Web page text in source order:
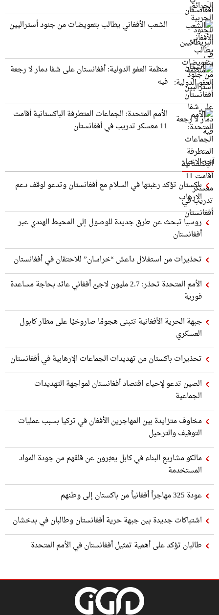
الشعب الأفغاني يطالب بتعويضات من جنود أستراليين
منظمة العفو الدولية: أفغانستان على شفا دمار لا رجعة
فيه
الأمم المتحدة: الجماعات المتطرفة الباكستانية أقامت
11 معسكر تدريب في أفغانستان
آخر الاخبار
باكستان تؤكد رغبتها في السلام مع أفغانستان وتدعو لوقف دعم
الإرهاب
روسيا تبحث عن طرق جديدة للوصول إلى المحيط الهندي عبر
أفغانستان
تحذيرات من استغلال داعش “خراسان” للاحتقان في أفغانستان
الأمم المتحدة تحذر: 2.7 مليون لاجئ أفغاني عائد بحاجة مساعدة
فورية
جبهة الحرية الأفغانية تتبنى هجومًا صاروخيًا على مطار كابول
العسكري
تحذيرات باكستان من تهديدات الجماعات الإرهابية في أفغانستان
الصين تدعو لإحياء اقتصاد أفغانستان لمواجهة التهديدات
الجماعية
مخاوف متزايدة بين المهاجرين الأفغان في تركيا بسبب عمليات
التوقيف والترحيل
مالكو مشاريع البناء في كابل يعبّرون عن قلقهم من جودة المواد
المستخدمة
عودة 325 مهاجراً أفغانياً من باكستان إلى وطنهم
اشتباكات جديدة بين جبهة حرية أفغانستان وطالبان في بدخشان
طالبان تؤكد على أهمية تمثيل أفغانستان في الأمم المتحدة